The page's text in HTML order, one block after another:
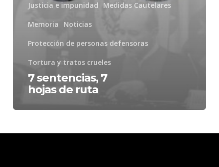
Justicia e impunidad Medidas Cautelares
Memoria Noticias
Protección de personas defensoras
Tortura y tratos crueles
7 sentencias, 7
hojas de ruta